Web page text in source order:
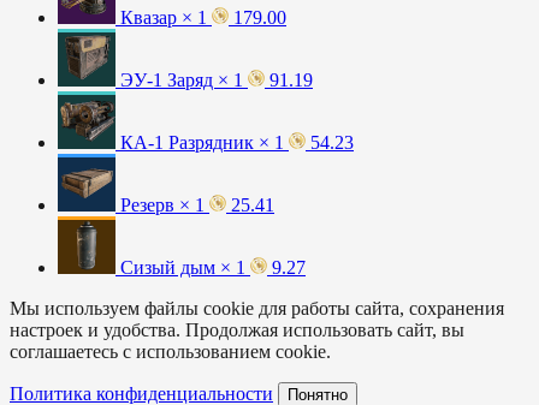
Квазар × 1 179.00
ЭУ-1 Заряд × 1 91.19
КА-1 Разрядник × 1 54.23
Резерв × 1 25.41
Сизый дым × 1
9.27
Мы используем файлы cookie для работы сайта, сохранения
настроек и удобства. Продолжая использовать сайт, вы
соглашаетесь с использованием cookie.
Политика конфиденциальности Понятно